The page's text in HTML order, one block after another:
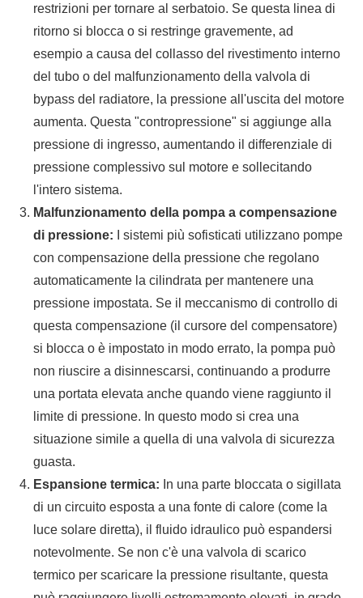
restrizioni per tornare al serbatoio. Se questa linea di
ritorno si blocca o si restringe gravemente, ad
esempio a causa del collasso del rivestimento interno
del tubo o del malfunzionamento della valvola di
bypass del radiatore, la pressione all'uscita del motore
aumenta. Questa "contropressione" si aggiunge alla
pressione di ingresso, aumentando il differenziale di
pressione complessivo sul motore e sollecitando
l'intero sistema.
Malfunzionamento della pompa a compensazione
di pressione: I sistemi più sofisticati utilizzano pompe
con compensazione della pressione che regolano
automaticamente la cilindrata per mantenere una
pressione impostata. Se il meccanismo di controllo di
questa compensazione (il cursore del compensatore)
si blocca o è impostato in modo errato, la pompa può
non riuscire a disinnescarsi, continuando a produrre
una portata elevata anche quando viene raggiunto il
limite di pressione. In questo modo si crea una
situazione simile a quella di una valvola di sicurezza
guasta.
Espansione termica: In una parte bloccata o sigillata
di un circuito esposta a una fonte di calore (come la
luce solare diretta), il fluido idraulico può espandersi
notevolmente. Se non c'è una valvola di scarico
termico per scaricare la pressione risultante, questa